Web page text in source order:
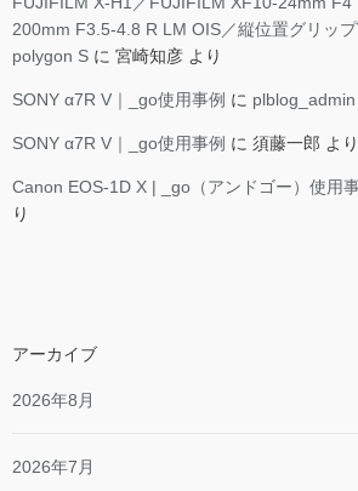
200mm F3.5-4.8 R LM OIS／縦位置グリッ
polygon S に 宮崎知彦 より
SONY α7R V｜_go使用事例 に plblog_admin
SONY α7R V｜_go使用事例 に 須藤一郎 より
Canon EOS-1D X | _go（アンドゴー）使用
り
アーカイブ
2026年8月
2026年7月